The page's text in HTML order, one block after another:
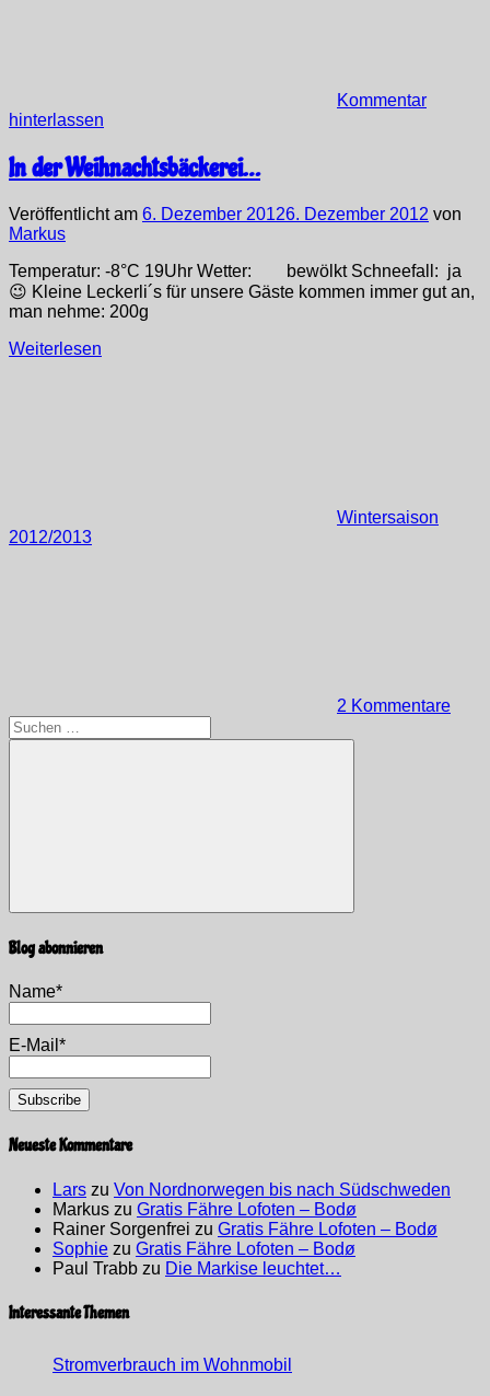
Kommentar
hinterlassen
In der Weihnachtsbäckerei…
Veröffentlicht am 6. Dezember 20126. Dezember 2012 von
Markus
Temperatur: -8°C 19Uhr Wetter: bewölkt Schneefall: ja
😉 Kleine Leckerli´s für unsere Gäste kommen immer gut an,
man nehme: 200g
Weiterlesen
Wintersaison
2012/2013
2 Kommentare
Suchen
nach:
Suchen
Blog abonnieren
Name*
E-Mail*
Neueste Kommentare
Lars zu Von Nordnorwegen bis nach Südschweden
Markus zu Gratis Fähre Lofoten – Bodø
Rainer Sorgenfrei zu Gratis Fähre Lofoten – Bodø
Sophie zu Gratis Fähre Lofoten – Bodø
Paul Trabb zu Die Markise leuchtet…
Interessante Themen
Stromverbrauch im Wohnmobil